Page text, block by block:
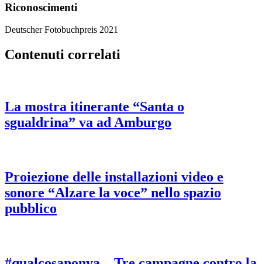
Riconoscimenti
Deutscher Fotobuchpreis 2021
Contenuti correlati
La mostra itinerante “Santa o
sgualdrina” va ad Amburgo
Proiezione delle installazioni video e
sonore “Alzare la voce” nello spazio
pubblico